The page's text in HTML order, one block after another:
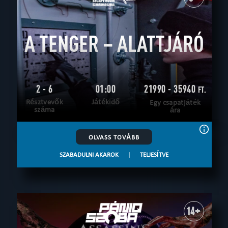
A TENGER – ALATTJÁRÓ
2 - 6
Résztvevők
száma
01:00
Játékidő
21990 - 35940 FT.
Egy csapatjáték
ára
OLVASS TOVÁBB
SZABADULNI AKAROK | TELJESÍTVE
14+